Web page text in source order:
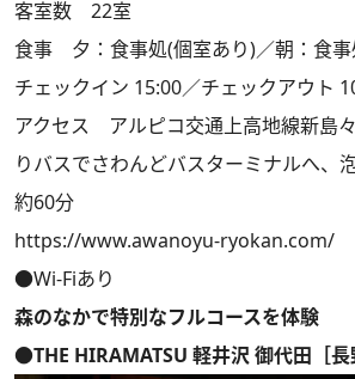
客室数 22室
食事 夕：食事処(個室あり)／朝：食事
チェックイン 15:00／チェックアウト
アクセス アルピコ交通上高地線新島
りバスでさわんどバスターミナルへ、
約60分
https://www.awanoyu-ryokan.com/
●Wi-Fiあり
森のなかで特別なフルコースを体験
●THE HIRAMATSU 軽井沢 御代田［長